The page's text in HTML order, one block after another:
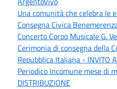
Una comunità che celebra le
Consegna Civica
Concerto Corpo Musicale G.
Cerimonia di consegna della
Repubblica Italiana - INVITO
Periodico Incomune mese di
DISTRIBUZIONE